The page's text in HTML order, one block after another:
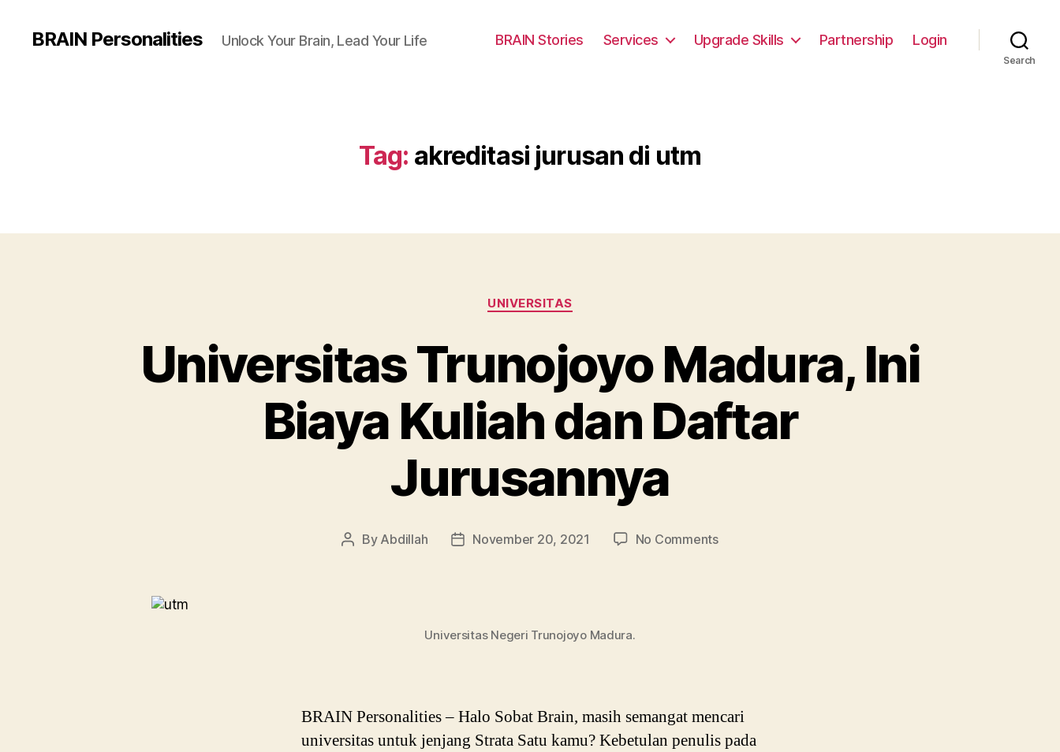
BRAIN Personalities Unlock Your Brain, Lead Your Life BRAIN Stories Services Upgrade Skills Partnership Login
Search
Tag: akreditasi jurusan di utm
Categories
UNIVERSITAS
Universitas Trunojoyo Madura, Ini
Biaya Kuliah dan Daftar
Jurusannya
Post
By Abdillah
PostNovember 20, 2021 No Commentson
Jurusannya
Universitas Negeri Trunojoyo Madura.
BRAIN Personalities – Halo Sobat Brain, masih semangat mencari
universitas untuk jenjang Strata Satu kamu? Kebetulan penulis pada